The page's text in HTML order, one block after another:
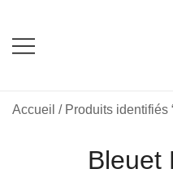
content
Accueil / Produits identifiés
Bleuet